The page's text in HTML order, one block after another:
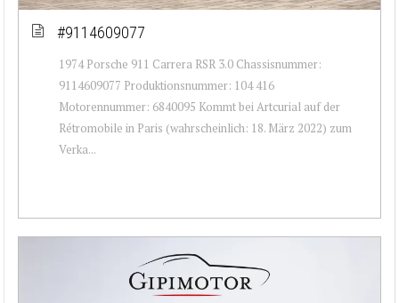
#9114609077
1974 Porsche 911 Carrera RSR 3.0 Chassisnummer:
9114609077 Produktionsnummer: 104 416
Motorennummer: 6840095 Kommt bei Artcurial auf der
Rétromobile in Paris (wahrscheinlich: 18. März 2022) zum
Verka...